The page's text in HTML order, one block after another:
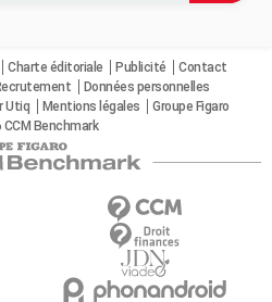
Charte éditoriale Publicité
Contact
Données personnelles
Utiq Mentions légales
Groupe Figaro
Benchmark